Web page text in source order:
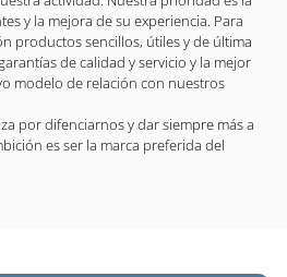
y la mejora de su experiencia. Para
productos sencillos, útiles y de última
de calidad y servicio y la mejor
modelo de relación con nuestros
por difenciarnos y dar siempre más a
es ser la marca preferida del